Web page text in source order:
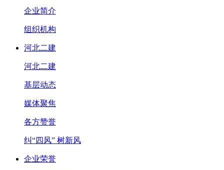
企业简介
组织机构
河北二建
河北二建
基层动态
媒体聚焦
各方赞誉
纠“四风” 树新风
企业荣誉